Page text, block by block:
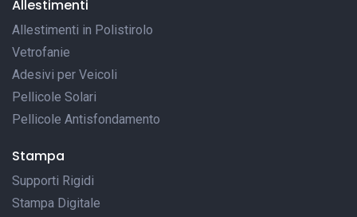
Allestimenti
Allestimenti in Polistirolo
Vetrofanie
Adesivi per Veicoli
Pellicole Solari
Pellicole Antisfondamento
Stampa
Supporti Rigidi
Stampa Digitale